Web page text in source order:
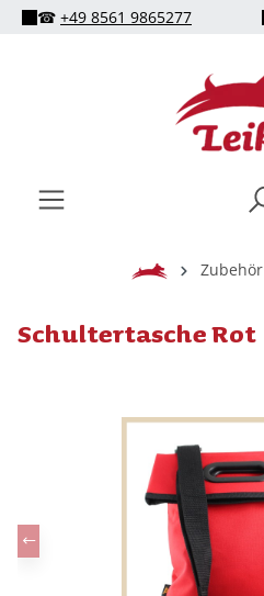
springen
☎ +49 8561 9865277
HomeZubehör
Schultertasche Rot
Bildergalerie überspringen